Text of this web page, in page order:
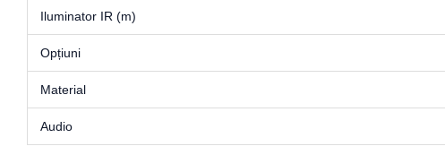
Iluminator IR (m)
Opțiuni
Material
Audio